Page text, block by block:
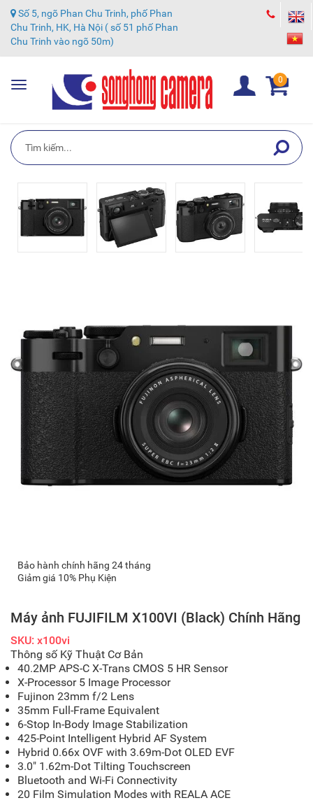
Số 5, ngõ Phan Chu Trinh, phố Phan
Chu Trinh, HK, Hà Nội ( số 51 phố Phan
Chu Trinh vào ngõ 50m)
Toggle
navigation
0
Bảo hành chính hãng 24 tháng
Giảm giá 10% Phụ Kiện
Máy ảnh FUJIFILM X100VI (Black) Chính Hãng
SKU: x100vi
Thông số Kỹ Thuật Cơ Bản
40.2MP APS-C X-Trans CMOS 5 HR Sensor
X-Processor 5 Image Processor
Fujinon 23mm f/2 Lens
35mm Full-Frame Equivalent
6-Stop In-Body Image Stabilization
425-Point Intelligent Hybrid AF System
Hybrid 0.66x OVF with 3.69m-Dot OLED EVF
3.0" 1.62m-Dot Tilting Touchscreen
Bluetooth and Wi-Fi Connectivity
20 Film Simulation Modes with REALA ACE